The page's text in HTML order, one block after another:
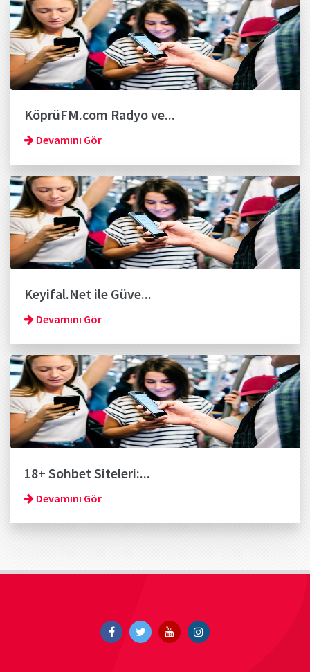
KöprüFM.com Radyo ve...
Devamını Gör
Keyifal.Net ile Güve...
Devamını Gör
18+ Sohbet Siteleri:...
Devamını Gör